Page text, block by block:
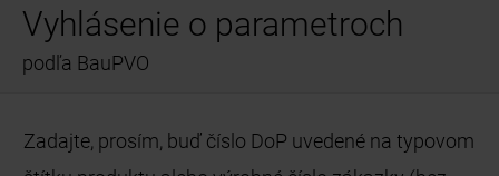
Vyhlásenie o parametroch
podľa BauPVO
Zadajte, prosím, buď číslo DoP uvedené na typovom